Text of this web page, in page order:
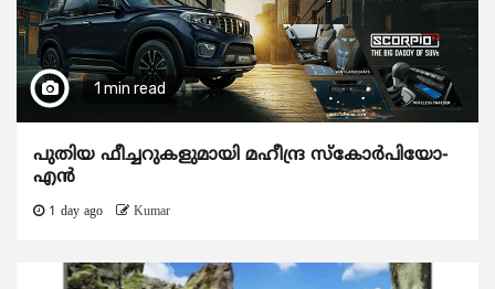
1 min read
പുതിയ ഫീച്ചറുകളുമായി മഹീന്ദ്ര സ്കോർപിയോ-
എൻ
1 day ago Kumar